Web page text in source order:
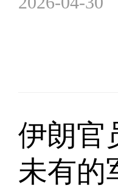
伊朗官
未有的